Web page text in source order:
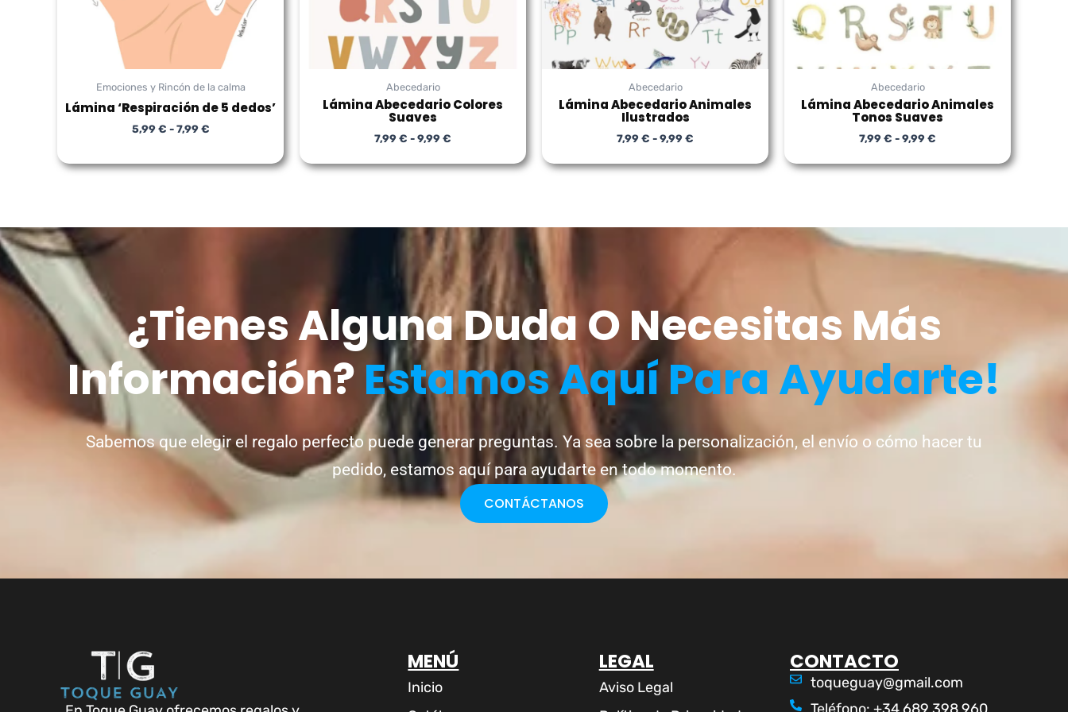
Emociones y Rincón de la calma
Lámina ‘Respiración de 5 dedos’
5,99€ - 7,99€
Abecedario
Lámina Abecedario Colores
Suaves
7,99€ -9,99€
Abecedario
Lámina Abecedario Animales
Ilustrados
7,99€ -9,99€
Abecedario
Lámina Abecedario Animales
Tonos Suaves
7,99€ -9,99€
¿Tienes Alguna Duda O Necesitas Más
Información? Estamos Aquí Para Ayudarte!
Sabemos que elegir el regalo perfecto puede generar preguntas. Ya sea sobre la personalización, el envío o cómo hacer tu
pedido, estamos aquí para ayudarte en todo momento.
CONTÁCTANOS
MENÚ
Inicio
LEGAL
Aviso Legal
CONTACTO
toqueguay@gmail.com